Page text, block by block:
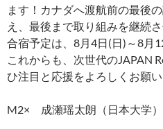
ます！カナダへ渡航前の最後
え、最後まで取り組みを継続
合宿予定は、8月4日(日)～8月
これからも、次世代のJAPAN
ひ注目と応援をよろしくお願
M2× 成瀬瑶太朗（日本大学）